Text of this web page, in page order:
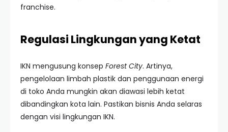
franchise.
Regulasi Lingkungan yang Ketat
IKN mengusung konsep Forest City. Artinya,
pengelolaan limbah plastik dan penggunaan energi
di toko Anda mungkin akan diawasi lebih ketat
dibandingkan kota lain. Pastikan bisnis Anda selaras
dengan visi lingkungan IKN.